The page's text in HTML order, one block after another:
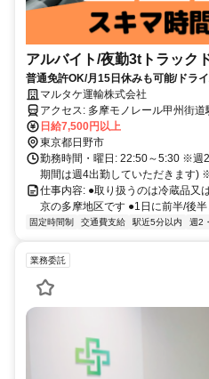
アルバイト/夜勤3tトラック
普通免許OK/月15日休みも可能/ドラ
✨ マルタケ運輸株式会社
アクセス: 多摩モノレール甲州
日給7,500円以上
東京都日野市
勤務時間・曜日: 22:50～5:30 ※週
期間は週4出勤していただきます)
仕事内容: ●取り扱うのは冷蔵品又
京の多摩地区です ●1日に前半/後
固定時間制 交通費支給 駅近5分以内 週2
業務委託